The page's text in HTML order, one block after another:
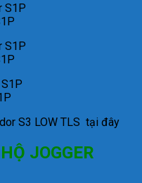
S3 LOW TLS tại đây
JOGGER